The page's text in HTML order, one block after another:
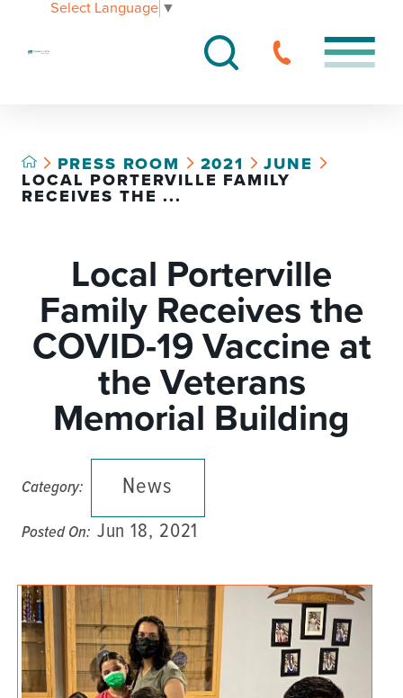
Select Language ▼
PRESS ROOM 2021
JUNE
LOCAL PORTERVILLE FAMILY
RECEIVES THE ...
Local Porterville
Family Receives the
COVID-19 Vaccine at
the Veterans
Memorial Building
Category: News
Posted On: Jun 18, 2021